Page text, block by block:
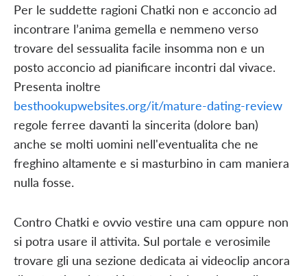
Per le suddette ragioni Chatki non e acconcio ad
incontrare l’anima gemella e nemmeno verso
trovare del sessualita facile insomma non e un
posto acconcio ad pianificare incontri dal vivace.
Presenta inoltre
besthookupwebsites.org/it/mature-dating-review
regole ferree davanti la sincerita (dolore ban)
anche se molti uomini nell'eventualita che ne
freghino altamente e si masturbino in cam maniera
nulla fosse.
Contro Chatki e ovvio vestire una cam oppure non
si potra usare il attivita. Sul portale e verosimile
trovare gli una sezione dedicata ai videoclip ancora